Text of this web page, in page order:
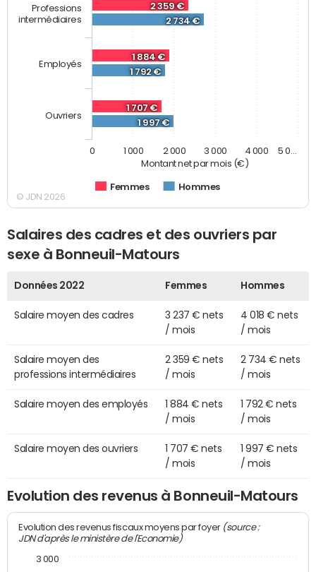
Montant net par mois (€)
2 359 €
1 884 €
1 707 €
2 734 €
1 792 €
1 997 €
Femmes Hommes
Professions
intermédiaires
Employés
Ouvriers
0 1 000 2 000 3 000 4 000 5 0…
© JDN 2026
Salaires des cadres et des ouvriers par
sexe à Bonneuil-Matours
Données 2022 Femmes Hommes
Salaire moyen des cadres
3 237 € nets
/ mois
4 018 € nets
/ mois
Salaire moyen des
professions intermédiaires
2 359 € nets
/ mois
2 734 € nets
/ mois
Salaire moyen des employés
1 884 € nets
/ mois
1 792 € nets
/ mois
Salaire moyen des ouvriers
1 707 € nets
/ mois
1 997 € nets
/ mois
Evolution des revenus à Bonneuil-Matours
Evolution des revenus fiscaux moyens par foyer (source :
JDN d'après le ministère de l'Economie)
3 000